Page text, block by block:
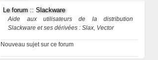
Le forum :: Slackware
Aide aux utilisateurs de la distribution
Slackware et ses dérivées : Slax, Vector
Nouveau sujet sur ce forum